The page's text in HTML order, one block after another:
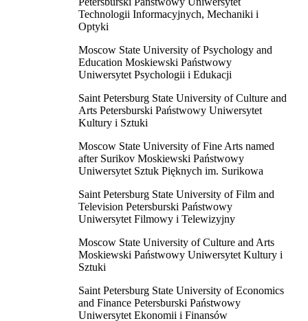
Technologii Informacyjnych, Mechaniki i
Optyki
Moscow State University of Psychology and
Education Moskiewski Państwowy
Uniwersytet Psychologii i Edukacji
Saint Petersburg State University of Culture and
Arts Petersburski Państwowy Uniwersytet
Kultury i Sztuki
Moscow State University of Fine Arts named
after Surikov Moskiewski Państwowy
Uniwersytet Sztuk Pięknych im. Surikowa
Saint Petersburg State University of Film and
Television Petersburski Państwowy
Uniwersytet Filmowy i Telewizyjny
Moscow State University of Culture and Arts
Moskiewski Państwowy Uniwersytet Kultury i
Sztuki
Saint Petersburg State University of Economics
and Finance Petersburski Państwowy
Uniwersytet Ekonomii i Finansów